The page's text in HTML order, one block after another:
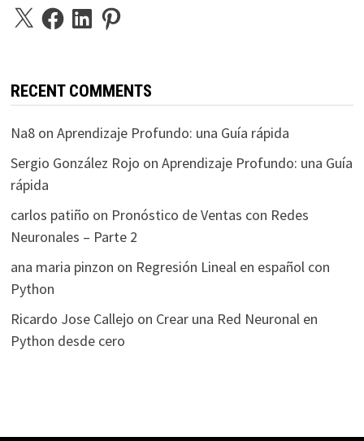
X FacebookLinkedInPinterest
RECENT COMMENTS
Na8on Aprendizaje Profundo: una Guía rápida
Sergio González Rojo on Aprendizaje Profundo: una Guía
rápida
carlos patiño on Pronóstico de Ventas con Redes
Neuronales – Parte 2
ana maria pinzon on Regresión Lineal en español con
Python
Ricardo Jose Callejo on Crear una Red Neuronal en
Python desde cero